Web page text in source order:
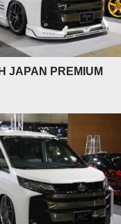
JAPAN PREMIUM